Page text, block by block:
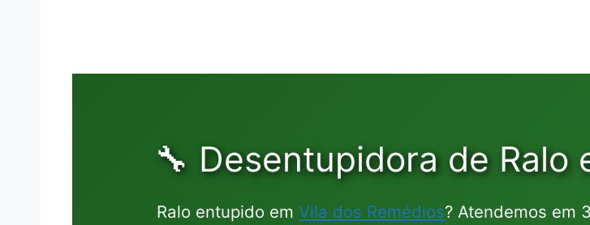
🔧 Desentupidora de Ralo
Ralo entupido emVila dos Remédios? Atendemos em